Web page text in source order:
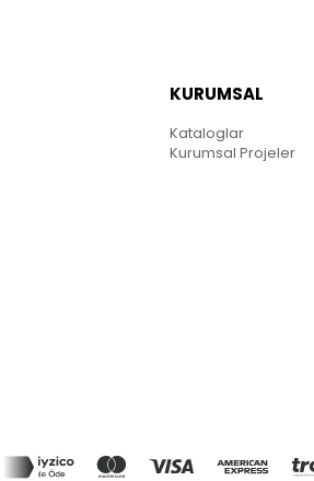
KURUMSAL
Kataloglar
Kurumsal Projeler